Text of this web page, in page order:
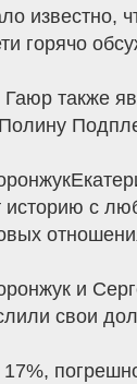
известно,
горячо
Гаюр также
историю с
и
свои
17%,